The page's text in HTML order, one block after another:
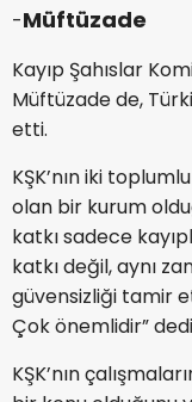
-Müftüzade
Kayıp Şahıslar
Müftüzade de,
etti.
KŞK’nın iki
olan bir kurum
katkı sadece
katkı değil, aynı
güvensizliği tamir
Çok önemlidir”
KŞK’nın